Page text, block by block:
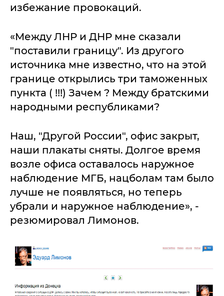
избежание провокаций.
«Между ЛНР и ДНР мне сказали
"поставили границу". Из другого
источника мне известно, что на этой
границе открылись три таможенных
пункта ( !!!) Зачем ? Между братскими
народными республиками?
Наш, "Другой России", офис закрыт,
наши плакаты сняты. Долгое время
возле офиса оставалось наружное
наблюдение МГБ, нацболам там было
лучше не появляться, но теперь
убрали и наружное наблюдение», -
резюмировал Лимонов.